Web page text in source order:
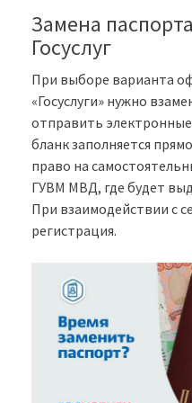
Замена
Госуслуг
При выборе варианта
«Госуслуги» нужно
отправить
бланк заполняется
право на
ГУВМ МВД, где будет
При взаимодействии с
регистрация.